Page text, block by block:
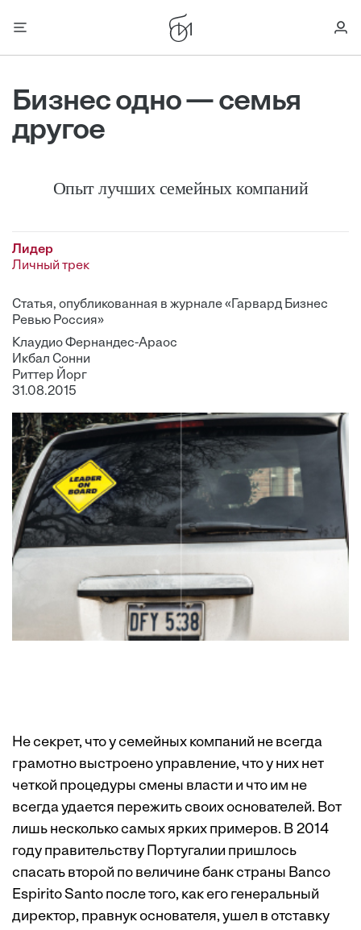
Бизнес одно — семья
другое
Опыт лучших семейных компаний
Лидер
Личный трек
Статья, опубликованная в журнале «Гарвард Бизнес
Ревью Россия»
Клаудио Фернандес-Араос
Икбал Сонни
Риттер Йорг
31.08.2015
Не секрет, что у семейных ­компаний не всегда
грамотно ­выстрое­но управление, что у них нет
четкой процедуры смены власти и что им не
всегда удается пережить своих основателей. Вот
лишь несколько самых ярких примеров. В 2014
году правительству Португалии пришлось
спасать второй по величине банк страны Banco
Espirito Santo после того, как его генеральный
директор, правнук основателя, ушел в отставку